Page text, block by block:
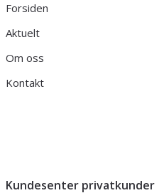
Forsiden
Aktuelt
Om oss
Kontakt
Kundesenter privatkunder